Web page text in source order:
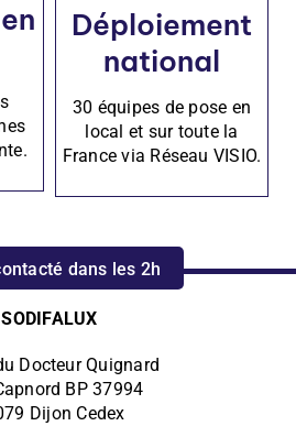
Déploiement
national
30 équipes de pose en
local et sur toute la
France via Réseau VISIO.
dans les 2h
SODIFALUX
Docteur Quignard
BP 37994
Dijon Cedex